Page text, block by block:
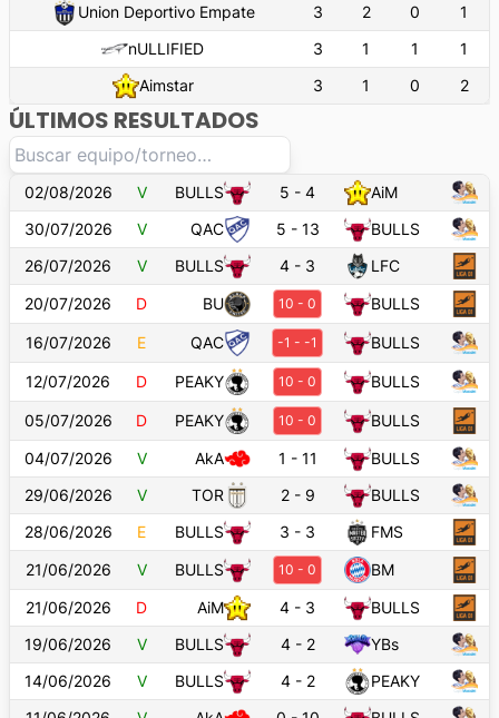
Union Deportivo Empate
3 2 0
1
nULLIFIED
3 1 1
1
Aimstar
3 1 0 2
ÚLTIMOS RESULTADOS
02/08/2026 V BULLS 5 - 4
AiM
30/07/2026
V QAC 5 - 13
BULLS
26/07/2026
V BULLS 4 - 3
LFC
20/07/2026
D BU 10 - 0 BULLS
16/07/2026 E QAC -1 - -1 BULLS
12/07/2026 D PEAKY 10 - 0 BULLS
05/07/2026 D PEAKY 10 - 0
BULLS
04/07/2026
V AkA 1 - 11
BULLS
29/06/2026
V TOR 2- 9
BULLS
28/06/2026
E BULLS 3 - 3
FMS
21/06/2026
V BULLS 10 - 0
BM
21/06/2026
D AiM 4 - 3
BULLS
19/06/2026
V BULLS 4- 2
YBs
14/06/2026
V BULLS 4- 2
PEAKY